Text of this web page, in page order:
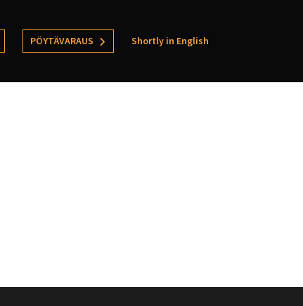
PÖYTÄVARAUS Shortly in English